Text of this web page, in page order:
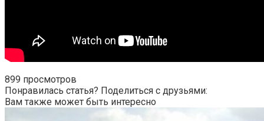
899 просмотров
Понравилась статья? Поделиться с друзьями:
Вам также может быть интересно